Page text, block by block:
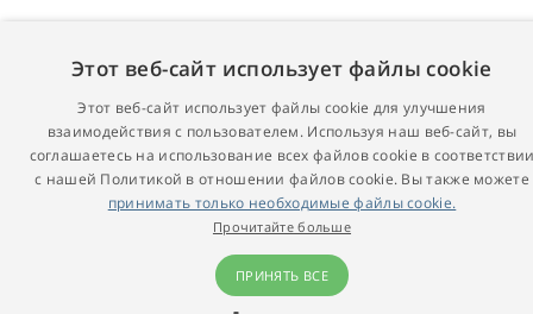
Этот веб-сайт использует файлы cookie
Этот веб-сайт использует файлы cookie для улучшения
взаимодействия с пользователем. Используя наш веб-сайт, вы
соглашаетесь на использование всех файлов cookie в
с нашей Политикой в ​​отношении файлов cookie. Вы также можете
принимать только необходимые файлы cookie.
Прочитайте больше
ПРИНЯТЬ ВСЕ